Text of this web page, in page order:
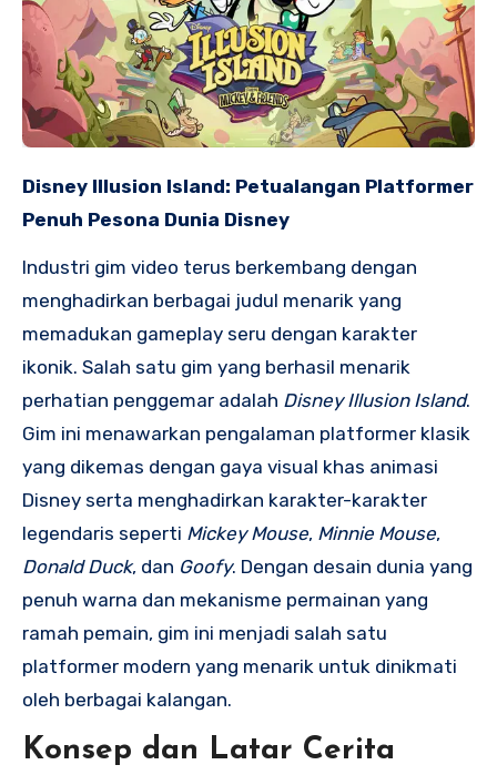
Disney Illusion Island: Petualangan Platformer
Penuh Pesona Dunia Disney
Industri gim video terus berkembang dengan
menghadirkan berbagai judul menarik yang
memadukan gameplay seru dengan karakter
ikonik. Salah satu gim yang berhasil menarik
perhatian penggemar adalah Disney Illusion Island.
Gim ini menawarkan pengalaman platformer klasik
yang dikemas dengan gaya visual khas animasi
Disney serta menghadirkan karakter-karakter
legendaris seperti Mickey Mouse, Minnie Mouse,
Donald Duck, dan Goofy. Dengan desain dunia yang
penuh warna dan mekanisme permainan yang
ramah pemain, gim ini menjadi salah satu
platformer modern yang menarik untuk dinikmati
oleh berbagai kalangan.
Konsep dan Latar Cerita